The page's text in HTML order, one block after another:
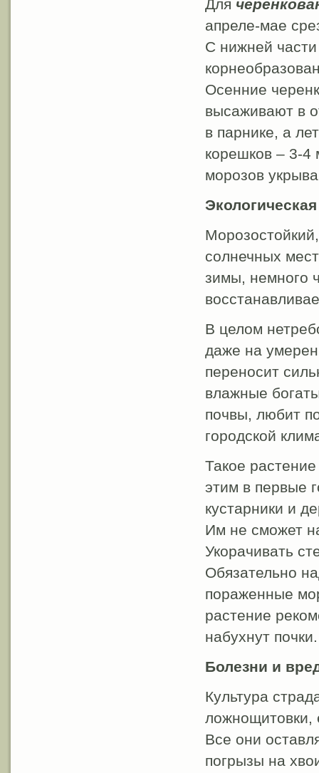
Для
апреле-мае
С нижней
Осенние
высаживают в
в парнике, а
корешков – 3-
морозов
солнечных
зимы, немного
В целом
даже на
переносит
влажные
почвы, любит
городской
Такое
этим в первые
кустарники и
Им не сможет
Укорачивать
Обязательно
пораженные
растение
набухнут почки.
Болезни и
Культура
ложнощитовки,
Все они
погрызы на